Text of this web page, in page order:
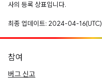
사의 등록 상표입니다.
최종 업데이트: 2024-04-16(UTC)
참여
버그 신고